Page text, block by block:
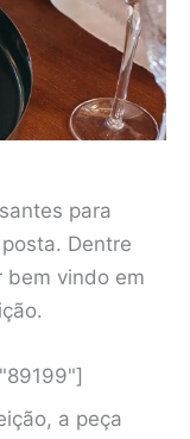
para
Dentre
bem vindo em
a peça